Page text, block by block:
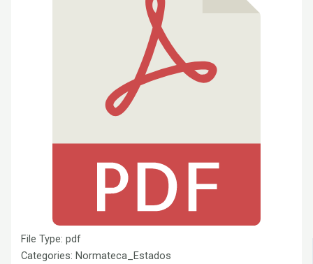
File Type:pdf
Categories:Normateca_Estados